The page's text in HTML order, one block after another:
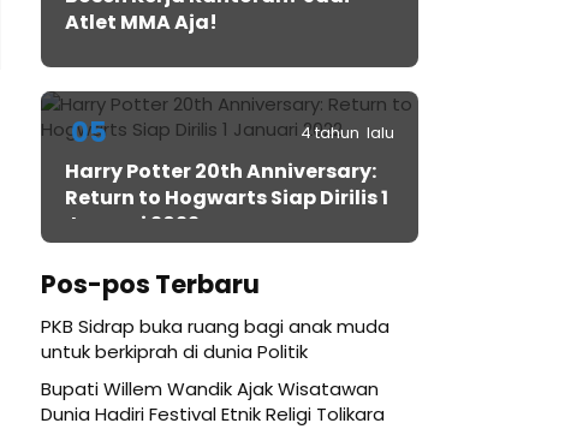
Atlet MMA Aja!
05 4 tahun lalu
Harry Potter 20th Anniversary:
Return to Hogwarts Siap Dirilis 1
Januari 2022
Pos-pos Terbaru
PKB Sidrap buka ruang bagi anak muda
untuk berkiprah di dunia Politik
Bupati Willem Wandik Ajak Wisatawan
Dunia Hadiri Festival Etnik Religi Tolikara